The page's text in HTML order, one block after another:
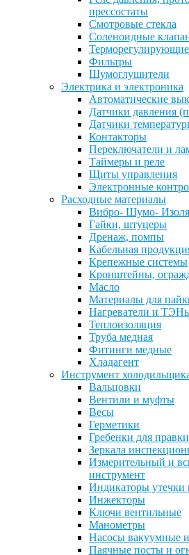
прессостаты
Смотровые стекла
Соленоидные
Фильтры
Шумоглушители
Электрика и электроника
Автоматические
Датчики давления
Датчики
Контакторы
Переключатели и
Таймеры и реле
Щиты управления
Электронные
Расходные материалы
Вибро- Шумо-
Гайки, штуцеры
Дренаж, помпы
Кабельная
Крепежные системы
Кронштейны,
Масло
Материалы для
Нагреватели и
Теплоизоляция
Труба медная
Фитинги медные
Хладагент
Инструмент
Вальцовки
Вентили и муфты
Весы
Герметики
Гребенки для
Зеркала
Измерительный и
инструмент
Индикаторы
Инжекторы
Ключи вентильные
Манометры
Насосы вакуумные
Паячные посты и